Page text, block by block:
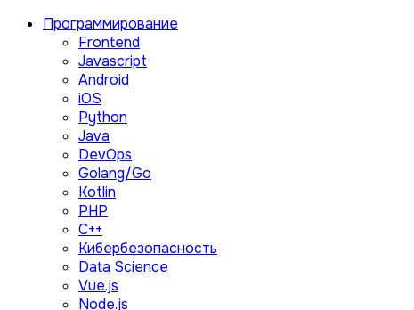
Программирование
Frontend
Javascript
Android
iOS
Python
Java
DevOps
Golang/Go
Kotlin
PHP
C++
Кибербезопасность
Data Science
Vue.js
Node.js